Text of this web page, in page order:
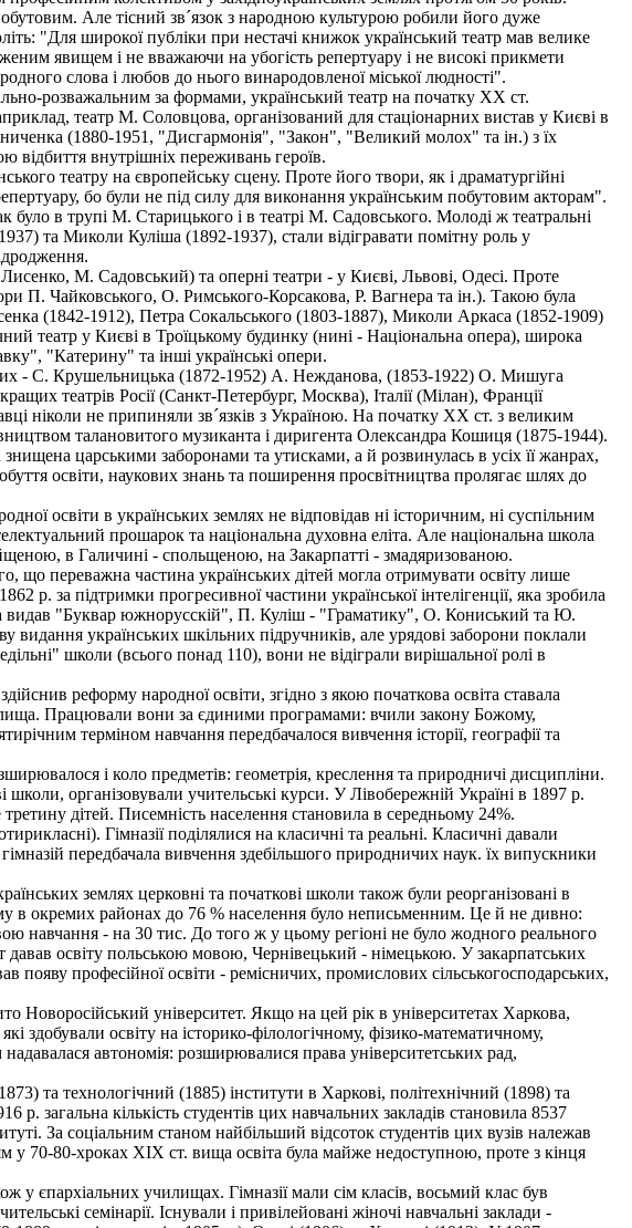
Але тісний зв´язок з народною культурою робили його дуже
"Для широкої публіки при нестачі книжок український театр мав велике
явищем і не вважаючи на убогість репертуару і не високі прикмети
слова і любов до нього винародовленої міської людності".
розважальним за формами, український театр на початку XX ст.
театр М. Соловцова, організований для стаціонарних вистав у Києві в
(1880-1951, "Дисгармонія", "Закон", "Великий молох" та ін.) з їх
відбиття внутрішніх переживань героїв.
театру на європейську сцену. Проте його твори, як і драматургійні
бо були не під силу для виконання українським побутовим акторам".
було в трупі М. Старицького і в театрі М. Садовського. Молоді ж театральні
та Миколи Куліша (1892-1937), стали відігравати помітну роль у
М. Садовський) та оперні театри - у Києві, Львові, Одесі. Проте
П. Чайковського, О. Римського-Корсакова, Р. Вагнера та ін.). Такою була
(1842-1912), Петра Сокальського (1803-1887), Миколи Аркаса (1852-1909)
театр у Києві в Троїцькому будинку (нині - Національна опера), широка
"Катерину" та інші українські опери.
- С. Крушельницька (1872-1952) А. Нежданова, (1853-1922) О. Мишуга
театрів Росії (Санкт-Петербург, Москва), Італії (Мілан), Франції
ніколи не припиняли зв´язків з Україною. На початку XX ст. з великим
талановитого музиканта і диригента Олександра Кошиця (1875-1944).
царськими заборонами та утисками, а й розвинулась в усіх її жанрах,
освіти, наукових знань та поширення просвітництва пролягає шлях до
освіти в українських землях не відповідав ні історичним, ні суспільним
прошарок та національна духовна еліта. Але національна школа
в Галичині - спольщеною, на Закарпатті - змадяризованою.
що переважна частина українських дітей могла отримувати освіту лише
за підтримки прогресивної частини української інтелігенції, яка зробила
видав "Буквар южнорусскій", П. Куліш - "Граматику", О. Кониський та Ю.
українських шкільних підручників, але урядові заборони поклали
школи (всього понад 110), вони не відіграли вирішальної ролі в
реформу народної освіти, згідно з якою початкова освіта ставала
Працювали вони за єдиними програмами: вчили закону Божому,
терміном навчання передбачалося вивчення історії, географії та
і коло предметів: геометрія, креслення та природничі дисципліни.
організовували учительські курси. У Лівобережній Україні в 1897 р.
дітей. Писемність населення становила в середньому 24%.
Гімназії поділялися на класичні та реальні. Класичні давали
передбачала вивчення здебільшого природничих наук. їх випускники
землях церковні та початкові школи також були реорганізовані в
в окремих районах до 76 % населення було неписьменним. Це й не дивно:
навчання - на 30 тис. До того ж у цьому регіоні не було жодного реального
освіту польською мовою, Чернівецький - німецькою. У закарпатських
професійної освіти - ремісничих, промислових сільськогосподарських,
Новоросійський університет. Якщо на цей рік в університетах Харкова,
здобували освіту на історико-філологічному, фізико-математичному,
автономія: розширювалися права університетських рад,
та технологічний (1885) інститути в Харкові, політехнічний (1898) та
загальна кількість студентів цих навчальних закладів становила 8537
За соціальним станом найбільший відсоток студентів цих вузів належав
у 70-80-хроках XIX ст. вища освіта була майже недоступною, проте з кінця
у єпархіальних училищах. Гімназії мали сім класів, восьмий клас був
семінарії. Існували і привілейовані жіночі навчальні заклади -